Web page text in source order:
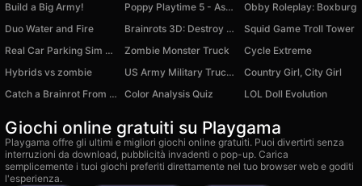
Build a Big Army! Poppy Playtime 5 - Assemble the Picture
Obby Roleplay: Boxburg
Duo Water and Fire
Brainrots 3D: Destroy walls with a laser!
Squid Game Troll Tower
Real Car Parking Sim 3D
Zombie Monster Truck
Cycle Extreme
Hybrids vs zombie
US Army Military Truck Driving
Country Girl, City Girl
Catch a Brainrot From Bosses
Color Analysis Quiz LOL Doll Evolution
Giochi online gratuiti su Playgama
Playgama offre gli ultimi e migliori giochi online gratuiti. Puoi divertirti senza
interruzioni da download, pubblicità invadenti o pop-up. Carica
semplicemente i tuoi giochi preferiti direttamente nel tuo browser web e goditi
l'esperienza.